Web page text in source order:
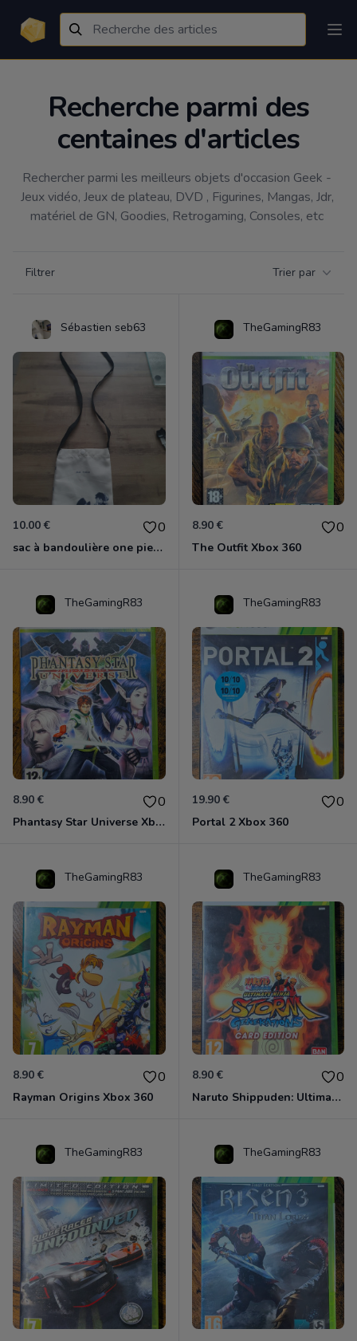
Recherche parmi des
centaines d'articles
Rechercher parmi les meilleurs objets d'occasion Geek -
Jeux vidéo, Jeux de plateau, DVD , Figurines, Mangas, Jdr,
matériel de GN, Goodies, Retrogaming, Consoles, etc
Filtrer Trier par
Sébastien seb63
10.00 € 0
sac à bandoulière one piece neuf
TheGamingR83
8.90 € 0
The Outfit Xbox 360
TheGamingR83
8.90 € 0
Phantasy Star Universe Xbox 360
TheGamingR83
19.90 € 0
Portal 2 Xbox 360
TheGamingR83
8.90 € 0
Rayman Origins Xbox 360
TheGamingR83
8.90 € 0
Naruto Shippuden: Ultimate Ninja Storm Generations - Card Edition Xbox 360
TheGamingR83 TheGamingR83